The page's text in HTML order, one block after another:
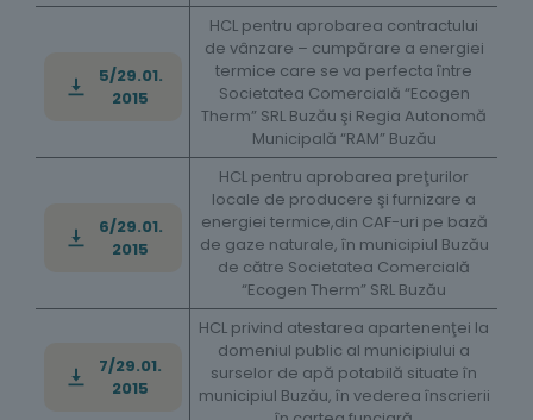
5/29.01.
2015
HCL pentru aprobarea contractului
de vânzare – cumpărare a energiei
termice care se va perfecta între
Societatea Comercială “Ecogen
Therm” SRL Buzău şi Regia Autonomă
Municipală “RAM” Buzău
6/29.01.
2015
HCL pentru aprobarea preţurilor
locale de producere şi furnizare a
energiei termice,din CAF-uri pe bază
de gaze naturale, în municipiul Buzău
de către Societatea Comercială
“Ecogen Therm” SRL Buzău
7/29.01.
2015
HCL privind atestarea apartenenţei la
domeniul public al municipiului a
surselor de apă potabilă situate în
municipiul Buzău, în vederea înscrierii